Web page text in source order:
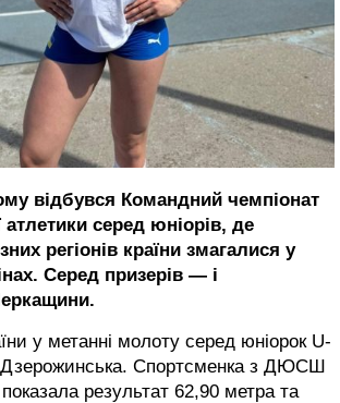
відбувся Командний чемпіонат
атлетики серед юніорів, де
регіонів країни змагалися у
Серед призерів — і
у метанні молоту серед юніорок U-
Дзерожинська. Спортсменка з ДЮСШ
результат 62,90 метра та